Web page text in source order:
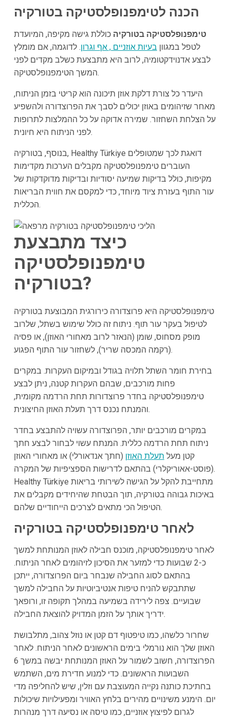
הכנה לטימפנופלסטיקה בטורקיה
טימפנופלסטיקה בטורקיה כוללת גישה מקיפה, המיועדת
לטפל במגוון בעיות אוזניים, אף וגרון. לדוגמה, אם מומלץ
לבצע אדנוידקטומיה, לרוב היא מתבצעת כשלב מקדים לפני
המשך הטימפנופלסטיקה.
היעדר כל צורת דלקת אוזן תיכונה הוא קריטי בזמן הניתוח,
מאחר שזיהומים באוזן יכולים לסבך את הפרוצדורה ולהשפיע
על הצלחת השחזור. שמירה אדוקה על כל ההמלצות לתרופות
לפני הניתוח היא חיונית.
בנוסף, בטורקיה, Healthy Türkiye דואגת לכך שמטופלים
העוברים טימפנופלסטיקה מקבלים הערכות מקדימות
מקיפות, כולל בדיקות שמיעה יסודיות ובדיקות מדוקדקות של
עור התוף בעזרת ציוד מיוחד, כדי למקסם את חווית הבריאות
הכללית.
כיצד מתבצעת
טימפנופלסטיקה
בטורקיה?
טימפנופלסטיקה היא פרוצדורה כירורגית המבוצעת בטורקיה
לטיפול בעקר עור תוף. ניתוח זה כולל שימוש בשתל, שלרוב
מופק מסחוס, שומן (הנאזר לרוב מאחורי האוזן), או פסיה
(רקמה המכסה שריר), לשחזור עור התוף הפגוע.
בחירת חומר השתל תלויה בגודל ובמיקום העקרות. במקרים
פחות מורכבים, שבהם העקרות קטנה, ניתן לבצע
טימפנופלסטיקה בחדר פרוצדורות תחת הרדמה מקומית,
והמנתח נכנס דרך תעלת האוזן החיצונית.
במקרים מורכבים יותר, הפרוצדורה עשויה להתבצע בחדר
ניתוח תחת הרדמה כללית. המנתח עשוי לבחור לבצע חתך
קטן מעל תעלת האוזן (חתך אנדאורלי) או מאחורי האוזן
(פוסט-אאוריקלרי) בהתאם לדרישות הספציפיות של המקרה.
Healthy Türkiye מתחייבת להקל על הגישה לשירותי בריאות
באיכות גבוהה בטורקיה, תוך הבטחת שהיחידים מקבלים את
הטיפול הכי מתאים לצרכים הייחודיים שלהם.
לאחר טימפנופלסטיקה בטורקיה
לאחר טימפנופלסטיקה, מוכנס חבילה לאוזן המנותחת למשך
כ-2 שבועות כדי למזער את הסיכון לזיהומים לאחר הניתוח.
בהתאם לסוג החבילה שנבחר ביום הפרוצדורה, ייתכן
שתתבקש להניח טיפות אנטיביוטיות על החבילה למשך
שבועיים. צפה לירידה בשמיעה במהלך תקופה זו, ורופאך
ידריך אותך על הזמן המדויק להוצאת החבילה.
שחרור כלשהו, כמו טיפטוף דם קטן או נוזל צהוב, מתלבושת
האוזן שלך הוא נורמלי בימים הראשונים לאחר הניתוח. לאחר
הפרוצדורה, חשוב לשמור על האוזן המנותחת יבשה במשך 6
השבועות הראשונים. כדי למנוע חדירת מים, השתמש
בחתיכת כותנה נקייה המעוצבת עם וזלין, שיש להחליפה מדי
יום. הימנע משינויים מהירים בלחץ האוויר ומפעילויות שיכולות
לגרום לפיצוץ אוזניים, כמו טיסה או נסיעה דרך מנהרות